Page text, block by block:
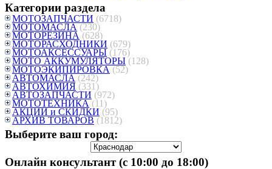
Категории раздела
МОТОЗАПЧАСТИ (6718)
МОТОМАСЛА (230)
МОТОРЕЗИНА (628)
МОТОРАСХОДНИКИ (679)
МОТОАКСЕССУАРЫ (176)
МОТО АККУМУЛЯТОРЫ (128)
МОТОЭКИПИРОВКА (52)
АВТОМАСЛА (242)
АВТОХИМИЯ (331)
АВТОЗАПЧАСТИ (972)
МОТОТЕХНИКА (11)
АКЦИИ и СКИДКИ (95)
АРХИВ ТОВАРОВ (1812)
Выберите ваш город:
Онлайн консультант (с 10:00 до 18:00)